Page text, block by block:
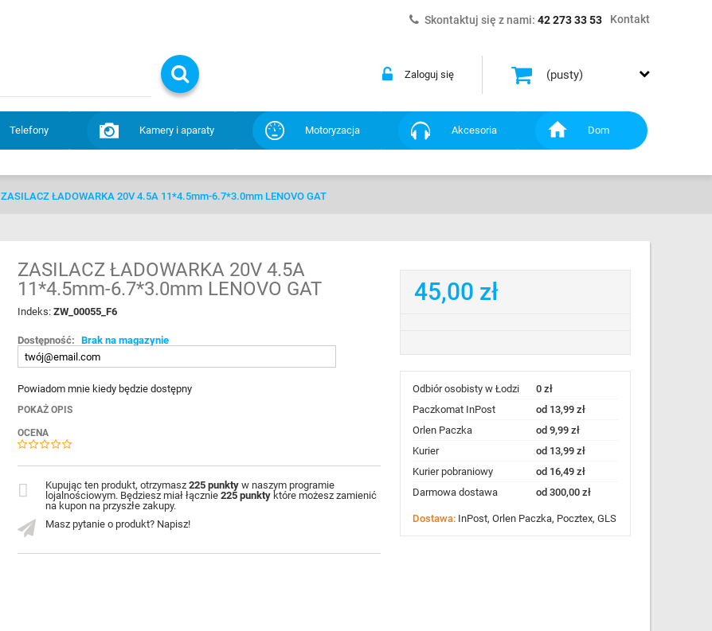
Kontakt
Skontaktuj się z nami: 42 273 33 53
(pusty)
Zaloguj się
Telefony Kamery i aparaty Motoryzacja Akcesoria Dom
ZASILACZ ŁADOWARKA 20V 4.5A 11*4.5mm-6.7*3.0mm LENOVO GAT
ZASILACZ ŁADOWARKA 20V 4.5A
11*4.5mm-6.7*3.0mm LENOVO GAT
Indeks:ZW_00055_F6
Dostępność: Brak na magazynie
Powiadom mnie kiedy będzie dostępny
POKAŻ OPIS
OCENA
Masz pytanie o produkt? Napisz!
Kupując ten produkt, otrzymasz225 punkty w naszym programie
lojalnościowym. Będziesz miał łącznie225 punkty które możesz zamienić
na kupon na przyszłe zakupy.
45,00 zł
Odbiór osobisty w Łodzi
0 zł
Paczkomat InPost
od 13,99 zł
Orlen Paczka
od 9,99 zł
Kurier
od 13,99 zł
Kurier pobraniowy
od 16,49 zł
Darmowa dostawa
od 300,00 zł
Dostawa: InPost, Orlen Paczka, Pocztex, GLS